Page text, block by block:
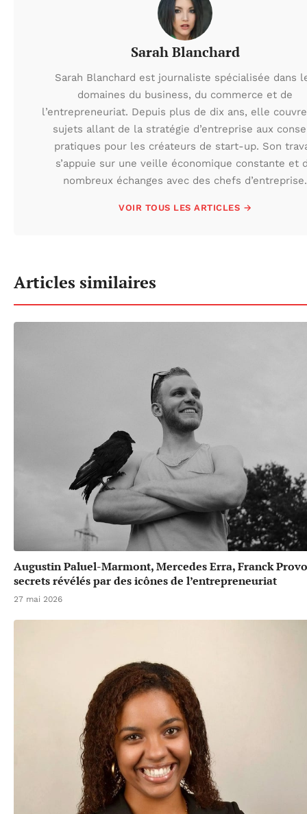
Sarah Blanchard
Sarah Blanchard est journaliste spécialisée dans
domaines du business, du commerce et de
l’entrepreneuriat. Depuis plus de dix ans, elle
sujets allant de la stratégie d’entreprise aux
pratiques pour les créateurs de start-up. Son
s’appuie sur une veille économique constante et
nombreux échanges avec des chefs d’entreprise.
VOIR TOUS LES ARTICLES →
Articles similaires
Augustin Paluel-Marmont, Mercedes Erra, Franck
secrets révélés par des icônes de l’entrepreneuriat
27 mai 2026